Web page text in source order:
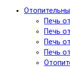
Печь
Печь
Печь
Печь